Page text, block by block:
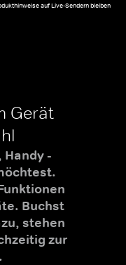
auf Live-Sendern bleiben
Gerät
Handy -
Buchst
stehen
zur